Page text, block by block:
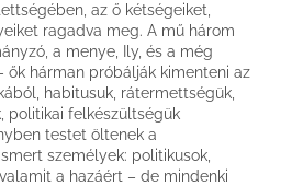
az ő kétségeiket,
ragadva meg. A mű három
a menye, Ily, és a még
ők hárman próbálják kimenteni az
habitusuk, rátermettségük,
politikai felkészültségük
testet öltenek a
személyek: politikusok,
a hazáért – de mindenki